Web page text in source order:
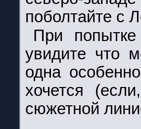
поболтайте с
При
увидите что
одна
хочется
сюжетной